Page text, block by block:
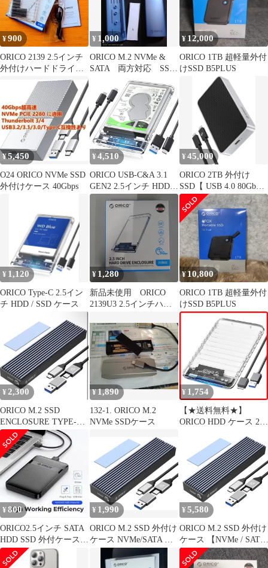
¥900
ORICO 2139 2.5インチ
外付けハードドライブ
エンクロージャー
¥ 1,000
ORICO M.2 NVMe &
SATA 両方対応 SSD
ケース 本体
¥ 12,000
ORICO 1TB 超軽量外付
けSSD B5PLUS
¥5,450
O24 ORICO NVMe SSD
外付けケース 40Gbps
¥4,510
ORICO USB-C&A 3.1
GEN2 2.5インチ HDD
ケース 6Gbps高速転送
SSDケース USB-
C&USB-Aケーブルの2
本付き 透明 ハードディ
スクケース 6TBまで
9.5mm/7mm HDD/SSD
対応 静電気防止
1d396a75
¥45,000
ORICO 2TB 外付け
SSD【 USB 4.0 80Gbps
超高速】
¥ 1,120
ORICO Type-C 2.5イン
チ HDD / SSD ケース
¥ 1,280
新品未使用 ORICO
2139U3 2.5インチハー
¥10,800
ORICO 1TB 超軽量外付
けSSD B5PLUS
¥ 2,300
ORICO M.2 SSD
ENCLOSURE TYPE-C
SSDケース
¥1,890
132-1. ORICO M.2
NVMe SSDケース
¥ 1,754
【★送料無料★】
ORICO HDD ケース 2.5
外付けハードディスク
ケース 7mm/9.5mm
SATA HDD SSD 対応 最
大6TB 工具不要 UASP
対応 2139U3-V1-CR
¥ 800
ORICO2.5インチ SATA
HDD SSD 外付ケースエ
ンクロージャー
¥ 1,990
ORICO M.2 SSD 外付け
ケース NVMe/SATA 両
対応 OA61
¥ 5,580
ORICO M.2 SSD 外付け
ケース 【NVMe / SATA
両対応】M2 SSD ケー
ス USB3.2 Gen2接続